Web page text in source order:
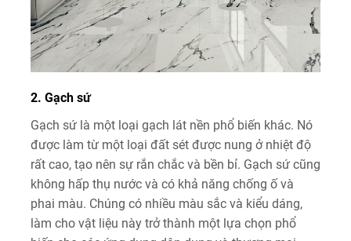
2. Gạch sứ
Gạch sứ là một loại gạch lát nền phổ biến khác. Nó
được làm từ một loại đất sét được nung ở nhiệt độ
rất cao, tạo nên sự rắn chắc và bền bỉ. Gạch sứ cũng
không hấp thụ nước và có khả năng chống ố và
phai màu. Chúng có nhiều màu sắc và kiểu dáng,
làm cho vật liệu này trở thành một lựa chọn phổ